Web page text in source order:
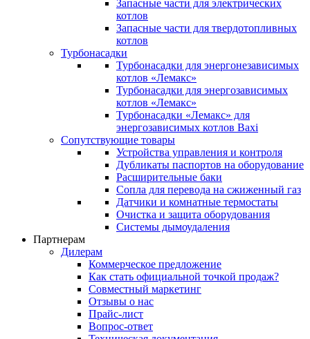
Запасные части для электрических
котлов
Запасные части для твердотопливных
котлов
Турбонасадки
Турбонасадки для энергонезависимых
котлов «Лемакс»
Турбонасадки для энергозависимых
котлов «Лемакс»
Турбонасадки «Лемакс» для
энергозависимых котлов Baxi
Сопутствующие товары
Устройства управления и контроля
Дубликаты паспортов на оборудование
Расширительные баки
Сопла для перевода на сжиженный газ
Датчики и комнатные термостаты
Очистка и защита оборудования
Системы дымоудаления
Партнерам
Дилерам
Коммерческое предложение
Как стать официальной точкой продаж?
Совместный маркетинг
Отзывы о нас
Прайс-лист
Вопрос-ответ